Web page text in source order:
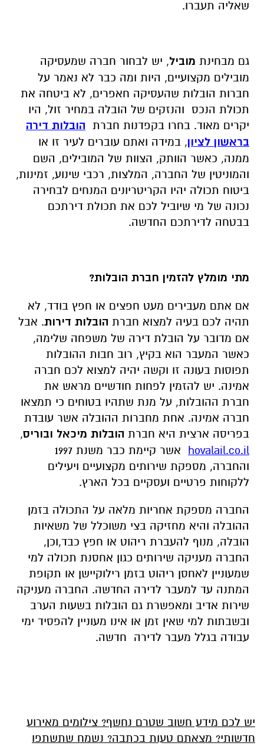
שאליה תעברו.
גם מבחינת מוביל, יש לבחור חברה שמעסיקה
מובילים מקצועיים, היות ומה כבר לא נאמר על
חברות הובלות שהעסיקה חאפרים, לא ביטחה את
תכולת הנכס והנזקים של הובלה במחיר זול, היו
יקרים מאוד. בחרו בקפדנות חברת הובלות דירה
בראשון לציון, במידה ואתם עוברים לעיר זו או
ממנה, כאשר הוותק, הצוות של המובילים, השם
והמוניטין של החברה, המלצות, רכבי שינוע, זמינות,
ביטוח תכולה יהיו הקריטריונים המנחים לבחירה
נכונה של מי שיוביל לכם את תכולת דירתכם
בבטחה לדירתכם החדשה.
מתי מומלץ להזמין חברת הובלות?
אם אתם מעבירים מעט חפצים או חפץ בודד, לא
תהיה לכם בעיה למצוא חברת הובלות דירות. אבל
אם מדובר על הובלת דירה של משפחה שלימה,
כאשר המעבר הוא בקיץ, רוב חבות ההובלות
תפוסות בעונה זו וקשה יהיה למצוא לכם חברה
אמינה. יש להזמין לפחות חודשיים מראש את
חברת ההובלות, על מנת שתהיו בטוחים כי תמצאו
חברה אמינה. אחת מחברות ההובלה אשר עובדת
בפריסה ארצית היא חברת הובלות מיכאל ובוריס,
hovalail.co.il
אשר קיימת כבר משנת 1997
והחברה, מספקת שירותים מקצועיים ויעילים
ללקוחות פרטיים ועסקיים בכל הארץ.
החברה מספקת אחריות מלאה על התכולה בזמן
ההובלה והיא מחזיקה בצי משוכלל של משאיות
הובלה, מנוף להעברת ריהוט או חפץ כבד,וכן,
החברה מעניקה שירותים כגון אחסנת תכולה למי
שמעוניין לאחסן ריהוט בזמן רילוקיישן או תקופת
המתנה עד למעבר לדירה החדשה. החברה מעניקה
שירות אדיב ומאפשרת גם הובלות בשעות הערב
ובשבתות למי שאין זמן או אינו מעוניין להפסיד ימי
עבודה בגלל מעבר לדירה חדשה.
יש לכם מידע חשוב שטרם נחשף? צילומים מאירוע
חדשותי? מצאתם טעות בכתבה? נשמח שתשתפו